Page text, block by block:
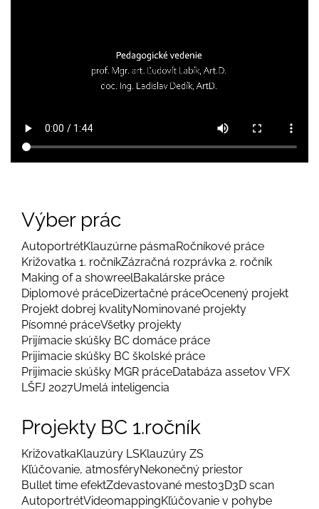
Výber prác
AutoportrétKlauzúrne pásmaRočníkové práce
Križovatka 1. ročníkZázračná rozprávka 2. ročník
Making of a showreelBakalárske práce
Diplomové práceDizertačné práceOcenený projekt
Projekt dobrej kvalityNominované projekty
Písomné práceVšetky projekty
Prijímacie skúšky BC domáce práce
Prijimacie skúšky BC školské práce
Prijimacie skúšky MGR práceDatabáza assetov VFX
LŠFJ 2027Umelá inteligencia
Projekty BC 1.ročník
KrižovatkaKlauzúry LSKlauzúry ZS
Kľúčovanie, atmosféryNekonečný priestor
Bullet time efektZdevastované mesto3D3D scan
AutoportrétVideomappingKľúčovanie v pohybe